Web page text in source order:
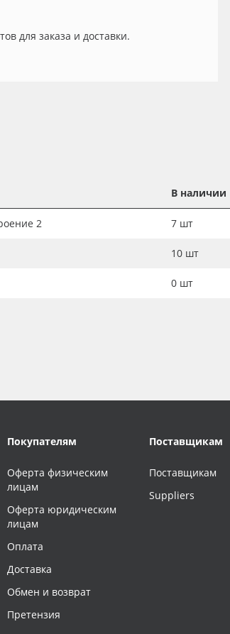
для заказа и доставки.
В наличии
2 7 шт
10 шт
0 шт
Покупателям
Оферта физическим
лицам
Оферта юридическим
лицам
Оплата
Доставка
Обмен и возврат
Претензия
Поставщикам
Поставщикам
Suppliers